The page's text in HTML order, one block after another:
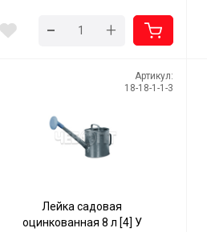
- +
Артикул:
18-18-1-1-3
Лейка садовая
оцинкованная 8 л [4] У